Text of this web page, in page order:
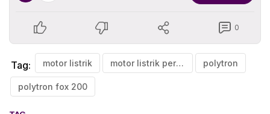
0
Tag: motor listrik motor listrik perempuan polytron
polytron fox 200